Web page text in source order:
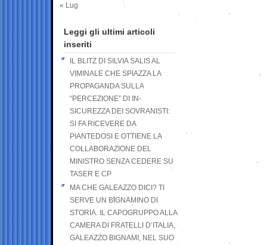
« Lug
Leggi gli ultimi articoli
inseriti
IL BLITZ DI SILVIA SALIS AL
VIMINALE CHE SPIAZZA LA
PROPAGANDA SULLA
“PERCEZIONE” DI IN-
SICUREZZA DEI SOVRANISTI:
SI FA RICEVERE DA
PIANTEDOSI E OTTIENE LA
COLLABORAZIONE DEL
MINISTRO SENZA CEDERE SU
TASER E CP
MA CHE GALEAZZO DICI? TI
SERVE UN BIGNAMINO DI
STORIA. IL CAPOGRUPPO ALLA
CAMERA DI FRATELLI D’ITALIA,
GALEAZZO BIGNAMI, NEL SUO